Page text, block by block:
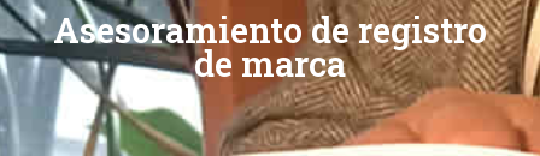
Asesoramiento de registro
de marca